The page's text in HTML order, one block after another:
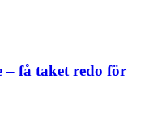
– få taket redo för